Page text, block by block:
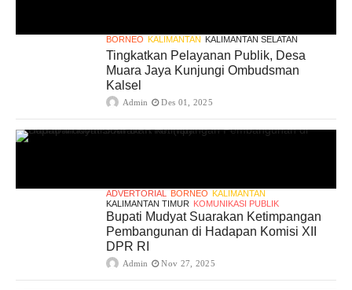
BORNEO KALIMANTAN KALIMANTAN SELATAN
Tingkatkan Pelayanan Publik, Desa
Muara Jaya Kunjungi Ombudsman
Kalsel
Admin Des 01, 2025
ADVERTORIAL BORNEO KALIMANTAN
KALIMANTAN TIMUR KOMUNIKASI PUBLIK
Bupati Mudyat Suarakan Ketimpangan
Pembangunan di Hadapan Komisi XII
DPR RI
Admin Nov 27, 2025